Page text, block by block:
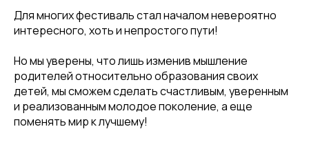
Для многих фестиваль стал началом невероятно
интересного, хоть и непростого пути!
Но мы уверены, что лишь изменив мышление
родителей относительно образования своих
детей, мы сможем сделать счастливым, уверенным
и реализованным молодое поколение, а еще
поменять мир к лучшему!